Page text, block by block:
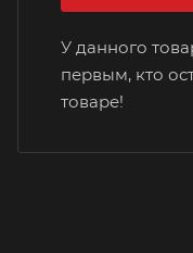
У данного
первым, кто
товаре!